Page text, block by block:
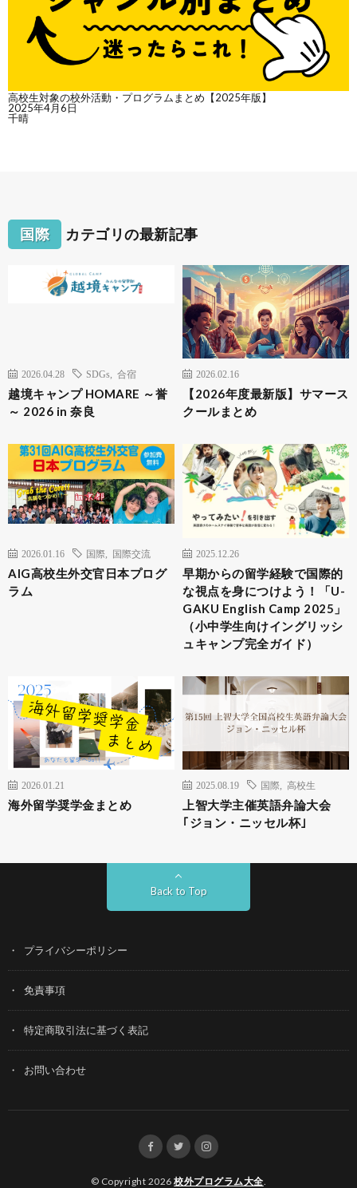
高校生対象の校外活動・プログラムまとめ【2025年版】
2025年4月6日
千晴
国際 カテゴリの最新記事
2026.04.28 SDGs 合宿
越境キャンプ HOMARE ～誉
～ 2026 in 奈良
2026.02.16
【2026年度最新版】サマース
クールまとめ
2026.01.16 国際 国際交流
AIG高校生外交官日本プログ
ラム
2025.12.26
早期からの留学経験で国際的
な視点を身につけよう！「U-
GAKU English Camp 2025」
（小中学生向けイングリッシ
ュキャンプ完全ガイド）
2026.01.21
海外留学奨学金まとめ
2025.08.19 国際 高校生
上智大学主催英語弁論大会
｢ジョン・ニッセル杯｣
Back to Top
プライバシーポリシー
免責事項
特定商取引法に基づく表記
お問い合わせ
© Copyright 2026校外プログラム大全.